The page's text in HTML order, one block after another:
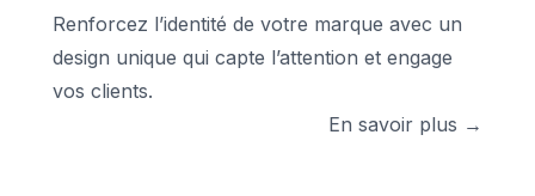
Renforcez l’identité de votre marque avec un
design unique qui capte l’attention et engage
vos clients.
En savoir plus →